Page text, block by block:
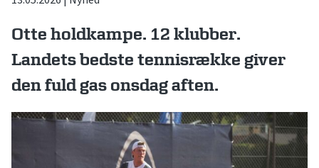
Otte holdkampe. 12 klubber.
Landets bedste tennisrække giver
den fuld gas onsdag aften.